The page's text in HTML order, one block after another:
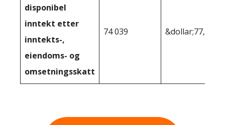
disponibel
inntekt etter
inntekts-,
eiendoms- og
omsetningsskatt
74 039 &dollar;77,232